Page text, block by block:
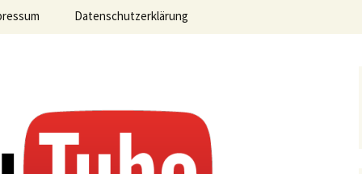
Datenschutzerklärung